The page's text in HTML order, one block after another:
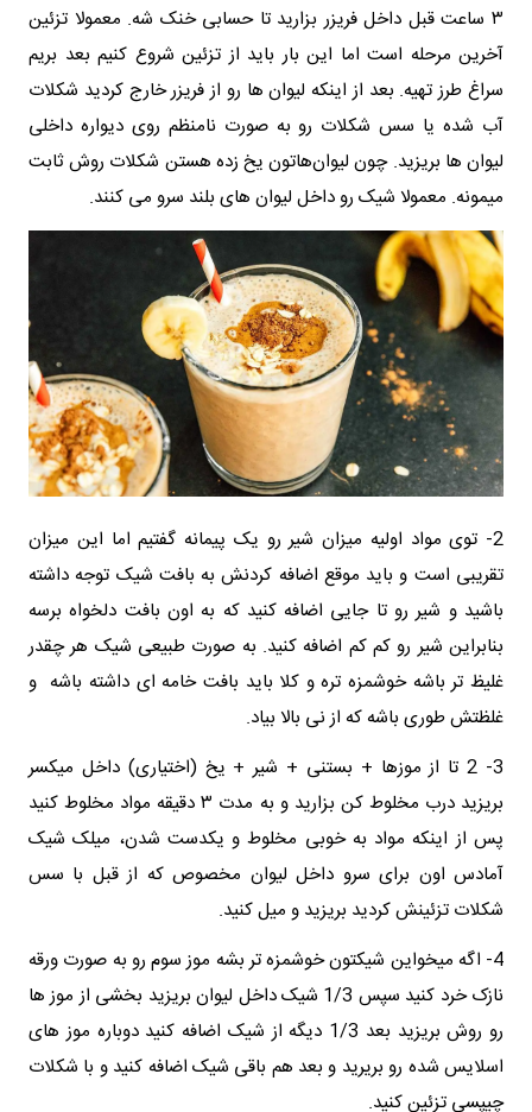
۳ ساعت قبل داخل فریزر بزارید تا حسابی خنک شه. معمولا تزئین
آخرین مرحله است اما این بار باید از تزئین شروع کنیم بعد بریم
سراغ طرز تهیه. بعد از اینکه لیوان ها رو از فریزر خارج کردید شکلات
آب شده یا سس شکلات رو به صورت نامنظم روی دیواره داخلی
لیوان ها بریزید. چون لیوان‌هاتون یخ زده هستن شکلات روش ثابت
میمونه. معمولا شیک رو داخل لیوان های بلند سرو می کنند.
2- توی مواد اولیه میزان شیر رو یک پیمانه گفتیم اما این میزان
تقریبی است و باید موقع اضافه کردنش به بافت شیک توجه داشته
باشید و شیر رو تا جایی اضافه کنید که به اون بافت دلخواه برسه
بنابراین شیر رو کم کم اضافه کنید. به صورت طبیعی شیک هر چقدر
غلیظ تر باشه خوشمزه تره و کلا باید بافت خامه ای داشته باشه و
غلظتش طوری باشه که از نی بالا بیاد.
3- 2 تا از موزها + بستنی + شیر + یخ (اختیاری) داخل میکسر
بریزید درب مخلوط کن بزارید و به مدت ۳ دقیقه مواد مخلوط کنید
پس از اینکه مواد به خوبی مخلوط و یکدست شدن، میلک شیک
آمادس اون برای سرو داخل لیوان مخصوص که از قبل با سس
شکلات تزئینش کردید بریزید و میل کنید.
4- اگه میخواین شیکتون خوشمزه تر بشه موز سوم رو به صورت ورقه
نازک خرد کنید سپس 1/3 شیک داخل لیوان بریزید بخشی از موز ها
رو روش بریزید بعد 1/3 دیگه از شیک اضافه کنید دوباره موز های
اسلایس شده رو بریرید و بعد هم باقی شیک اضافه کنید و با شکلات
چیپسی تزئین کنید.